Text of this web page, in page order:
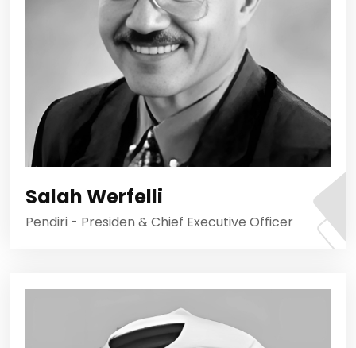
Salah Werfelli
Pendiri - Presiden & Chief Executive Officer